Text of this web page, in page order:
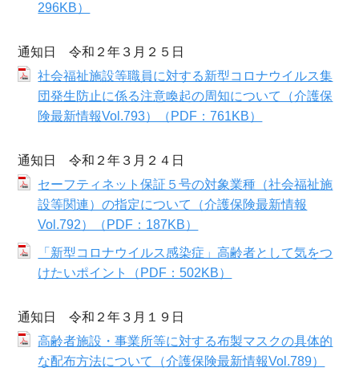
296KB）
通知日 令和２年３月２５日
社会福祉施設等職員に対する新型コロナウイルス集
団発生防止に係る注意喚起の周知について（介護保
険最新情報Vol.793）（PDF：761KB）
通知日 令和２年３月２４日
セーフティネット保証５号の対象業種（社会福祉施
設等関連）の指定について（介護保険最新情報
Vol.792）（PDF：187KB）
「新型コロナウイルス感染症」高齢者として気をつ
けたいポイント（PDF：502KB）
通知日 令和２年３月１９日
高齢者施設・事業所等に対する布製マスクの具体的
な配布方法について（介護保険最新情報Vol.789）